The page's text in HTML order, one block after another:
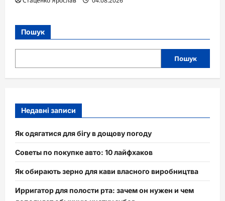
Пошук
Пошук
Недавні записи
Як одягатися для бігу в дощову погоду
Советы по покупке авто: 10 лайфхаков
Як обирають зерно для кави власного виробництва
Ирригатор для полости рта: зачем он нужен и чем